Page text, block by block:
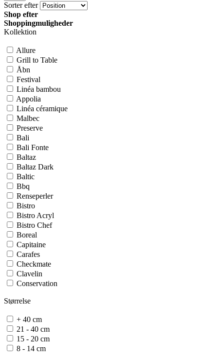
Sorter efter
Shop efter
Shoppingmuligheder
Kollektion
Allure
Grill to Table
Åbn
Festival
Linéa bambou
Appolia
Linéa céramique
Malbec
Preserve
Bali
Bali Fonte
Baltaz
Baltaz Dark
Baltic
Bbq
Renseperler
Bistro
Bistro Acryl
Bistro Chef
Boreal
Capitaine
Carafes
Checkmate
Clavelin
Conservation
Tørrestativ
Epices
Epivac
Fidji
Frizz
Størrelse
+ 40 cm
21 - 40 cm
15 - 20 cm
8 - 14 cm